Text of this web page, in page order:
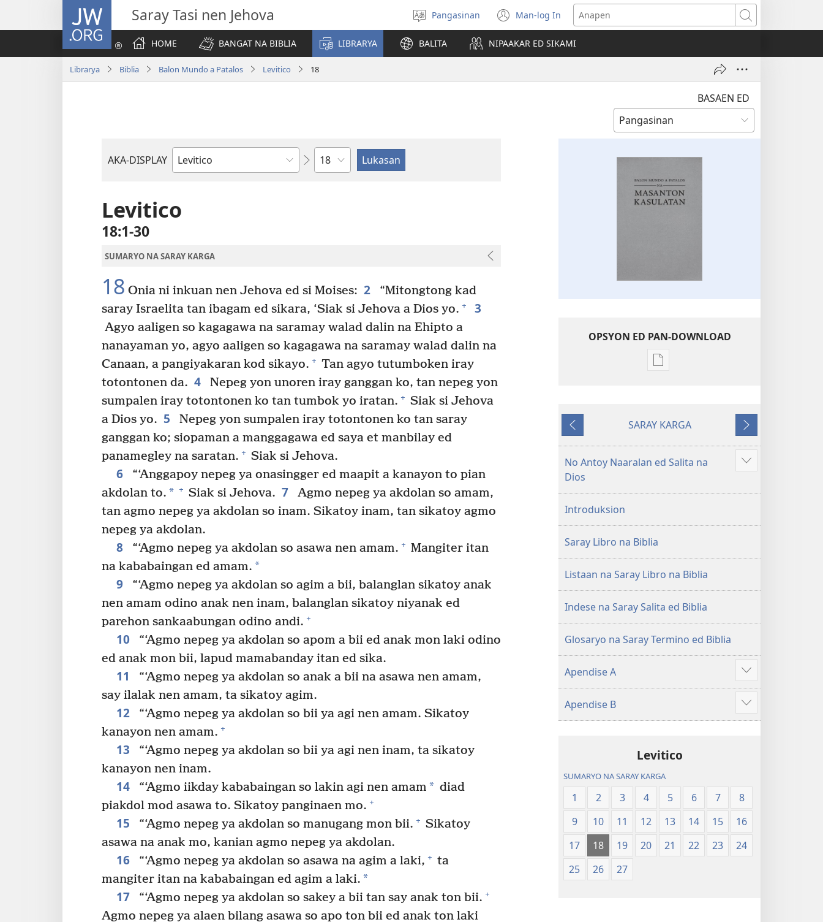
JW.ORG Saray Tasi nen Jehova
Manpili
na
Lenguahe
Pangasinan Man-log In
(opens
new
window)
Anapen
HOME
BANGAT NA BIBLIA LIBRARYA BALITA NIPAAKAR ED SIKAMI
Librarya Biblia Balon Mundo a Patalos Levitico 18
BASAEN ED
AKA-DISPLAY
Libro
Kapitulo
Levitico
18:1-30
SUMARYO NA SARAY KARGA
18 Onia ni inkuan nen Jehova ed si Moises: 2
“Mitongtong kad
saray Israelita tan ibagam ed sikara, ‘Siak si Jehova a Dios yo. + 3
Agyo aaligen so kagagawa na saramay walad dalin na Ehipto a
nanayaman yo, agyo aaligen so kagagawa na saramay walad dalin na
Canaan, a pangiyakaran kod sikayo. + Tan agyo tutumboken iray
totontonen da. 4
Nepeg yon unoren iray ganggan ko, tan nepeg yon
sumpalen iray totontonen ko tan tumbok yo iratan. + Siak si Jehova
a Dios yo. 5
Nepeg yon sumpalen iray totontonen ko tan saray
ganggan ko; siopaman a manggagawa ed saya et manbilay ed
panamegley na saratan. + Siak si Jehova.
6
“‘Anggapoy nepeg ya onasingger ed maapit a kanayon to pian
akdolan to. * + Siak si Jehova. 7
Agmo nepeg ya akdolan so amam,
tan agmo nepeg ya akdolan so inam. Sikatoy inam, tan sikatoy agmo
nepeg ya akdolan.
8 “‘Agmo nepeg ya akdolan so asawa nen amam. + Mangiter itan
na kababaingan ed amam. *
9
“‘Agmo nepeg ya akdolan so agim a bii, balanglan sikatoy anak
nen amam odino anak nen inam, balanglan sikatoy niyanak ed
parehon sankaabungan odino andi. +
10
“‘Agmo nepeg ya akdolan so apom a bii ed anak mon laki odino
ed anak mon bii, lapud mamabanday itan ed sika.
11
“‘Agmo nepeg ya akdolan so anak a bii na asawa nen amam,
say ilalak nen amam, ta sikatoy agim.
12
“‘Agmo nepeg ya akdolan so bii ya agi nen amam. Sikatoy
kanayon nen amam. +
13
“‘Agmo nepeg ya akdolan so bii ya agi nen inam, ta sikatoy
kanayon nen inam.
14 “‘Agmo iikday kababaingan so lakin agi nen amam * diad
piakdol mod asawa to. Sikatoy panginaen mo. +
15 “‘Agmo nepeg ya akdolan so manugang mon bii. + Sikatoy
asawa na anak mo, kanian agmo nepeg ya akdolan.
16 “‘Agmo nepeg ya akdolan so asawa na agim a laki, + ta
mangiter itan na kababaingan ed agim a laki. *
17 “‘Agmo nepeg ya akdolan so sakey a bii tan say anak ton bii. +
Agmo nepeg ya alaen bilang asawa so apo ton bii ed anak ton laki
OPSYON ED PAN-DOWNLOAD
Opsyon
na
Balon
Mundo
Masanton
Ompawil
SARAY KARGA
Onsublay
No Antoy Naaralan ed Salita na
Dios
Aruman
ipanengneng
Introduksion
Saray Libro na Biblia
Listaan na Saray Libro na Biblia
Indese na Saray Salita ed Biblia
Glosaryo na Saray Termino ed Biblia
Apendise A
Aruman
so
ipanengneng
Apendise B
Aruman
so
Levitico
SUMARYO NA SARAY KARGA
1 2 3 4 5 6 7
8
9
10 11 12 13 14 15
16
17
18 19 20 21 22 23
24
25
26 27